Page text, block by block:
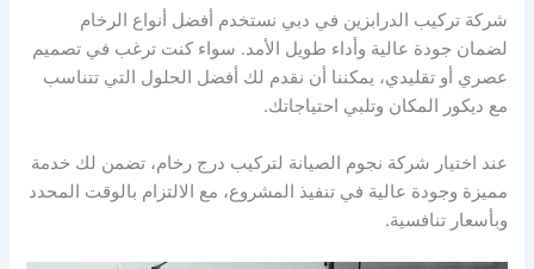
شركة تركيب الدرابزين في دبي نستخدم أفضل أنواع الرخام
لضمان جودة عالية وأداء طويل الأمد. سواء كنت ترغب في تصميم
عصري أو تقليدي، يمكننا أن نقدم لك أفضل الحلول التي تتناسب
مع ديكور المكان وتلبي احتياجاتك.
عند اختيار شركة نجوم الصيانة لتركيب درج رخام، تضمن لك خدمة
مميزة وجودة عالية في تنفيذ المشروع، مع الالتزام بالوقت المحدد
وبأسعار تنافسية.